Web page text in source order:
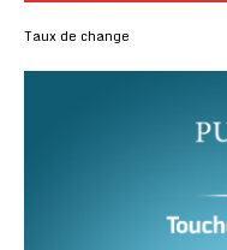
Taux de change